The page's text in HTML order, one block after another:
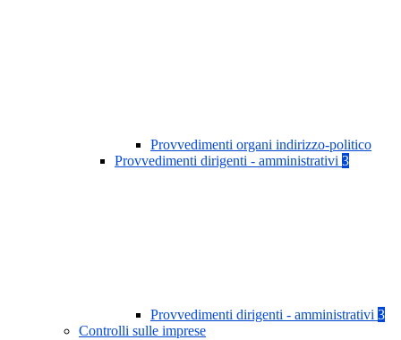
Provvedimenti organi indirizzo-politico
Provvedimenti dirigenti - amministrativi 3
Provvedimenti dirigenti - amministrativi 3
Controlli sulle imprese